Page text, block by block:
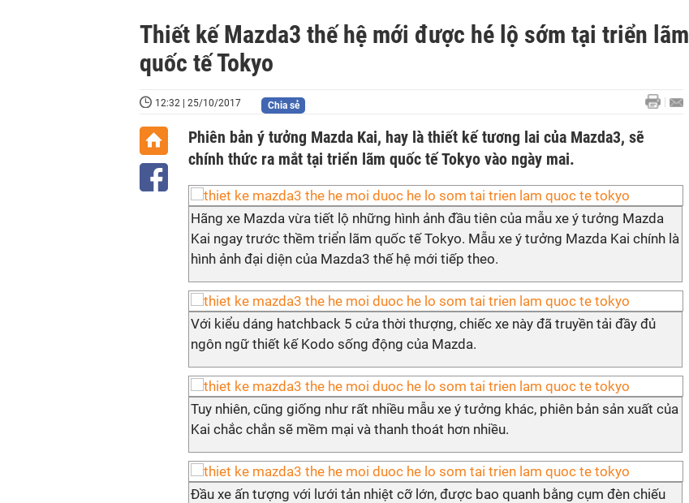
Thiết kế Mazda3 thế hệ mới được hé lộ sớm tại triển lãm
quốc tế Tokyo
12:32 | 25/10/2017 Chia sẻ
Phiên bản ý tưởng Mazda Kai, hay là thiết kế tương lai của Mazda3, sẽ
chính thức ra mắt tại triển lãm quốc tế Tokyo vào ngày mai.
Hãng xe Mazda vừa tiết lộ những hình ảnh đầu tiên của mẫu xe ý tưởng Mazda
Kai ngay trước thềm triển lãm quốc tế Tokyo. Mẫu xe ý tưởng Mazda Kai chính là
hình ảnh đại diện của Mazda3 thế hệ mới tiếp theo.
Với kiểu dáng hatchback 5 cửa thời thượng, chiếc xe này đã truyền tải đầy đủ
ngôn ngữ thiết kế Kodo sống động của Mazda.
Tuy nhiên, cũng giống như rất nhiều mẫu xe ý tưởng khác, phiên bản sản xuất của
Kai chắc chắn sẽ mềm mại và thanh thoát hơn nhiều.
Đầu xe ấn tượng với lưới tản nhiệt cỡ lớn, được bao quanh bằng cụm đèn chiếu